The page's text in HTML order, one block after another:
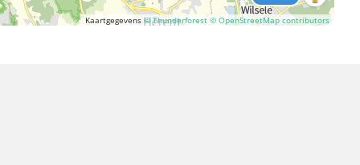
Kaartgegevens © Thunderforest © OpenStreetMap contributors